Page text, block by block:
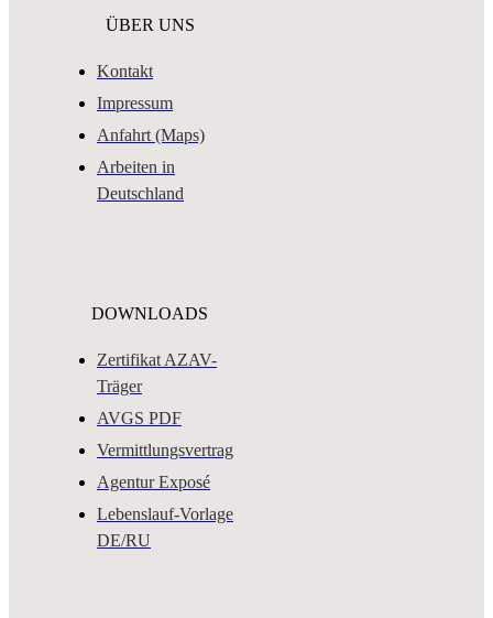
ÜBER UNS
Kontakt
Impressum
Anfahrt (Maps)
Arbeiten in
Deutschland
DOWNLOADS
Zertifikat AZAV-
Träger
AVGS PDF
Vermittlungsvertrag
Agentur Exposé
Lebenslauf-Vorlage
DE/RU